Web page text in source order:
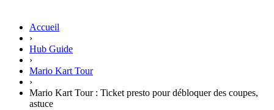
Accueil
›
Hub Guide
›
Mario Kart Tour
›
Mario Kart Tour : Ticket presto pour débloquer des coupes,
astuce